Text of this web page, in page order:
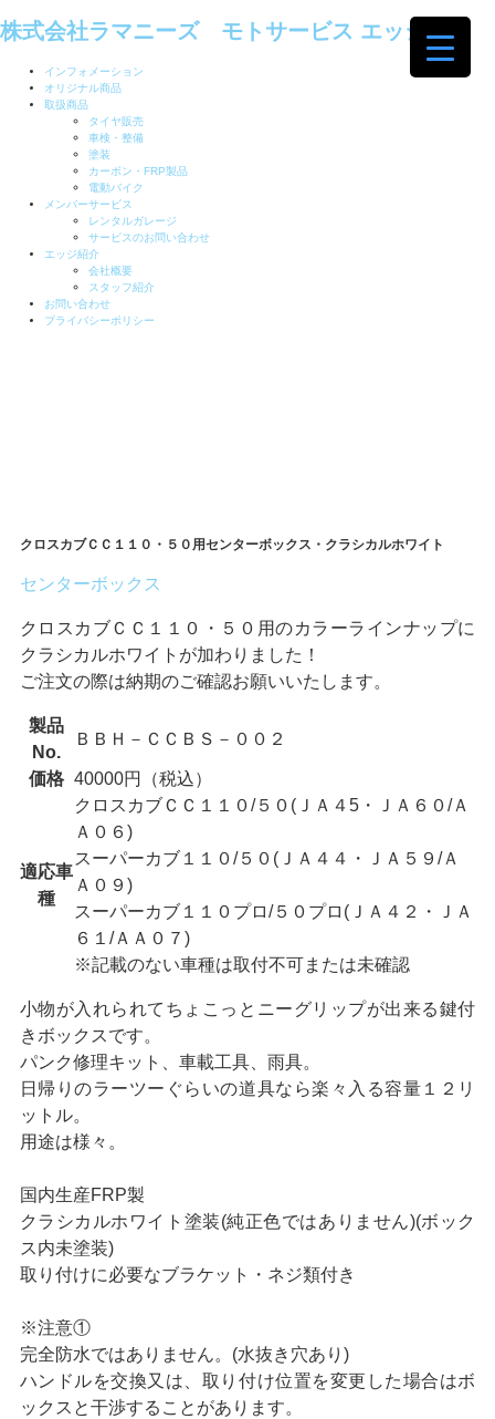
株式会社ラマニーズ モトサービス エッジ
インフォメーション
オリジナル商品
取扱商品
タイヤ販売
車検・整備
塗装
カーボン・FRP製品
電動バイク
メンバーサービス
レンタルガレージ
サービスのお問い合わせ
エッジ紹介
会社概要
スタッフ紹介
お問い合わせ
プライバシーポリシー
クロスカブＣＣ１１０・５０用センターボックス・クラシカルホワイト
センターボックス
クロスカブＣＣ１１０・５０用のカラーラインナップに
クラシカルホワイトが加わりました！
ご注文の際は納期のご確認お願いいたします。
製品
No.
ＢＢＨ－ＣＣＢＳ－００２
価格 40000円（税込）
適応車
種
クロスカブＣＣ１１０/５０(ＪＡ４5・ＪＡ６０/Ａ
Ａ０６)
スーパーカブ１１０/５０(ＪＡ４４・ＪＡ５９/Ａ
Ａ０９)
スーパーカブ１１０プロ/５０プロ(ＪＡ４２・ＪＡ
６１/ＡＡ０７)
※記載のない車種は取付不可または未確認
小物が入れられてちょこっとニーグリップが出来る鍵付
きボックスです。
パンク修理キット、車載工具、雨具。
日帰りのラーツーぐらいの道具なら楽々入る容量１２リ
ットル。
用途は様々。
国内生産FRP製
クラシカルホワイト塗装(純正色ではありません)(ボック
ス内未塗装)
取り付けに必要なブラケット・ネジ類付き
※注意①
完全防水ではありません。(水抜き穴あり)
ハンドルを交換又は、取り付け位置を変更した場合はボ
ックスと干渉することがあります。